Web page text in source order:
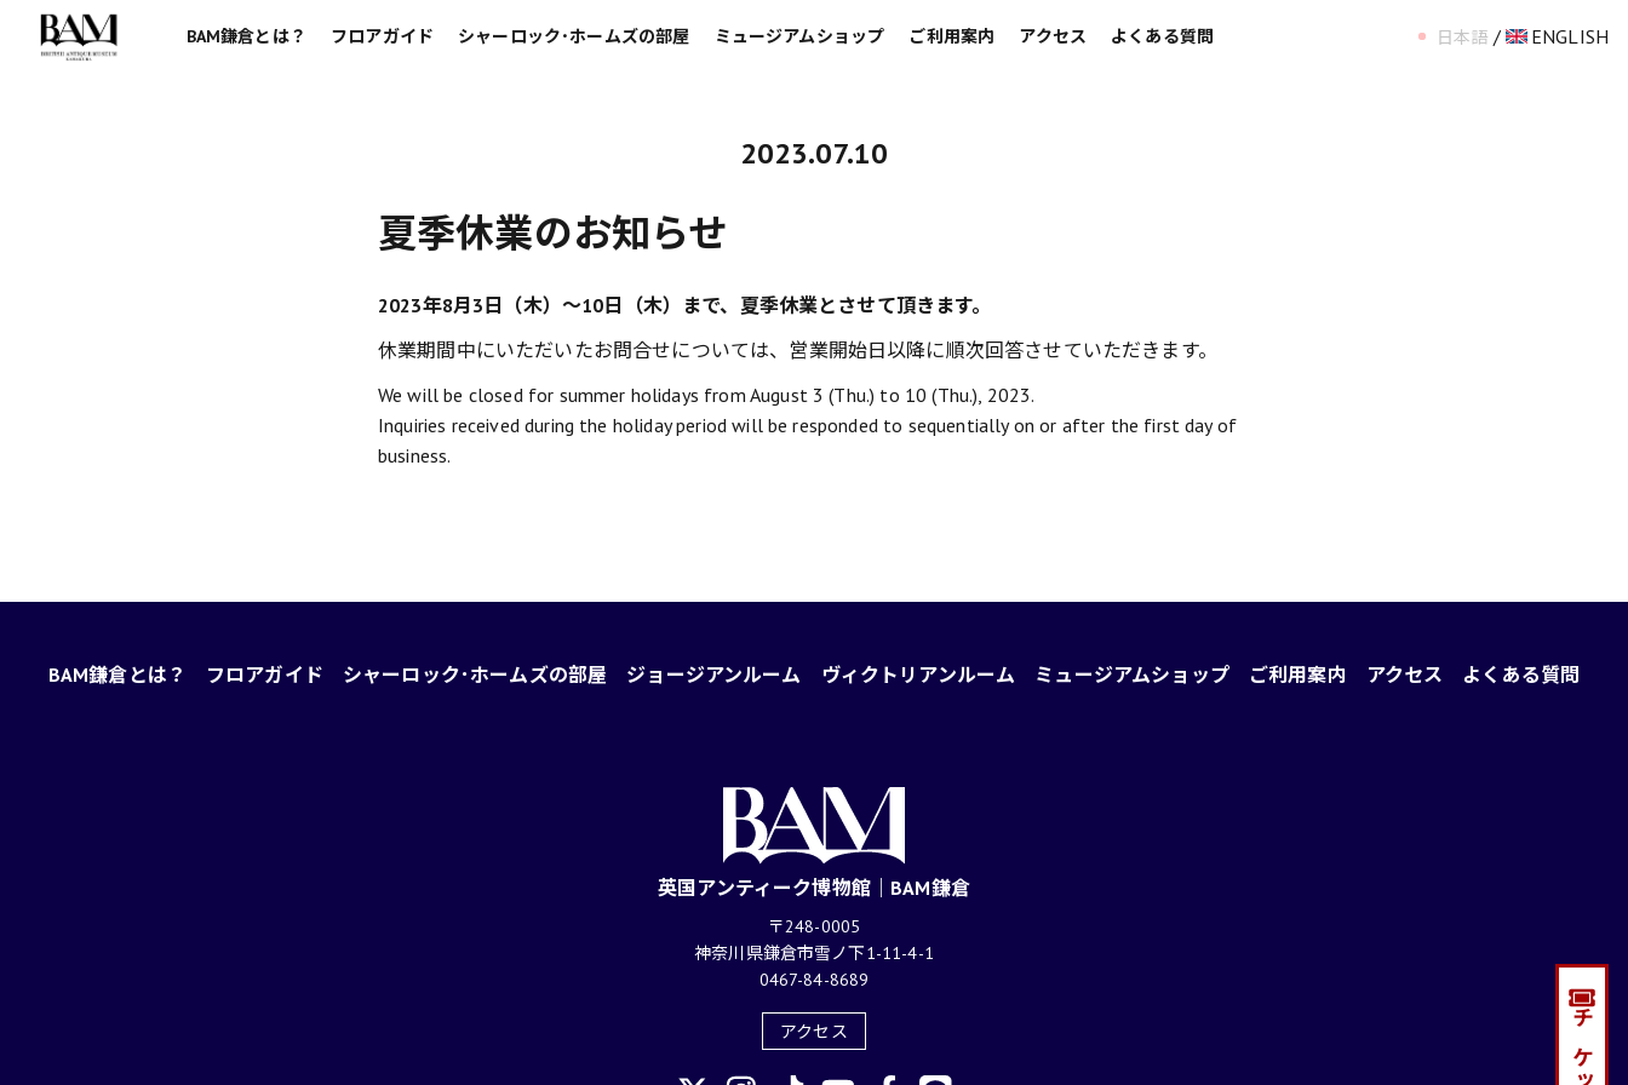
BAM鎌倉とは？ フロアガイド シャーロック･ホームズの部屋 ミュージアムショップ ご利用案内 アクセス よくある質問 日本語 / ENGLISH
2023.07.10
夏季休業のお知らせ
2023年8月3日（木）〜10日（木）まで、夏季休業とさせて頂きます。
休業期間中にいただいたお問合せについては、営業開始日以降に順次回答させていただきます。
We will be closed for summer holidays from August 3 (Thu.) to 10 (Thu.), 2023.
Inquiries received during the holiday period will be responded to sequentially on or after the first day of
business.
BAM鎌倉とは？ フロアガイド シャーロック･ホームズの部屋 ジョージアンルーム ヴィクトリアンルーム ミュージアムショップ ご利用案内 アクセス よくある質問
英国アンティーク博物館｜BAM鎌倉
〒248-0005
神奈川県鎌倉市雪ノ下1-11-4-1
0467-84-8689
アクセス